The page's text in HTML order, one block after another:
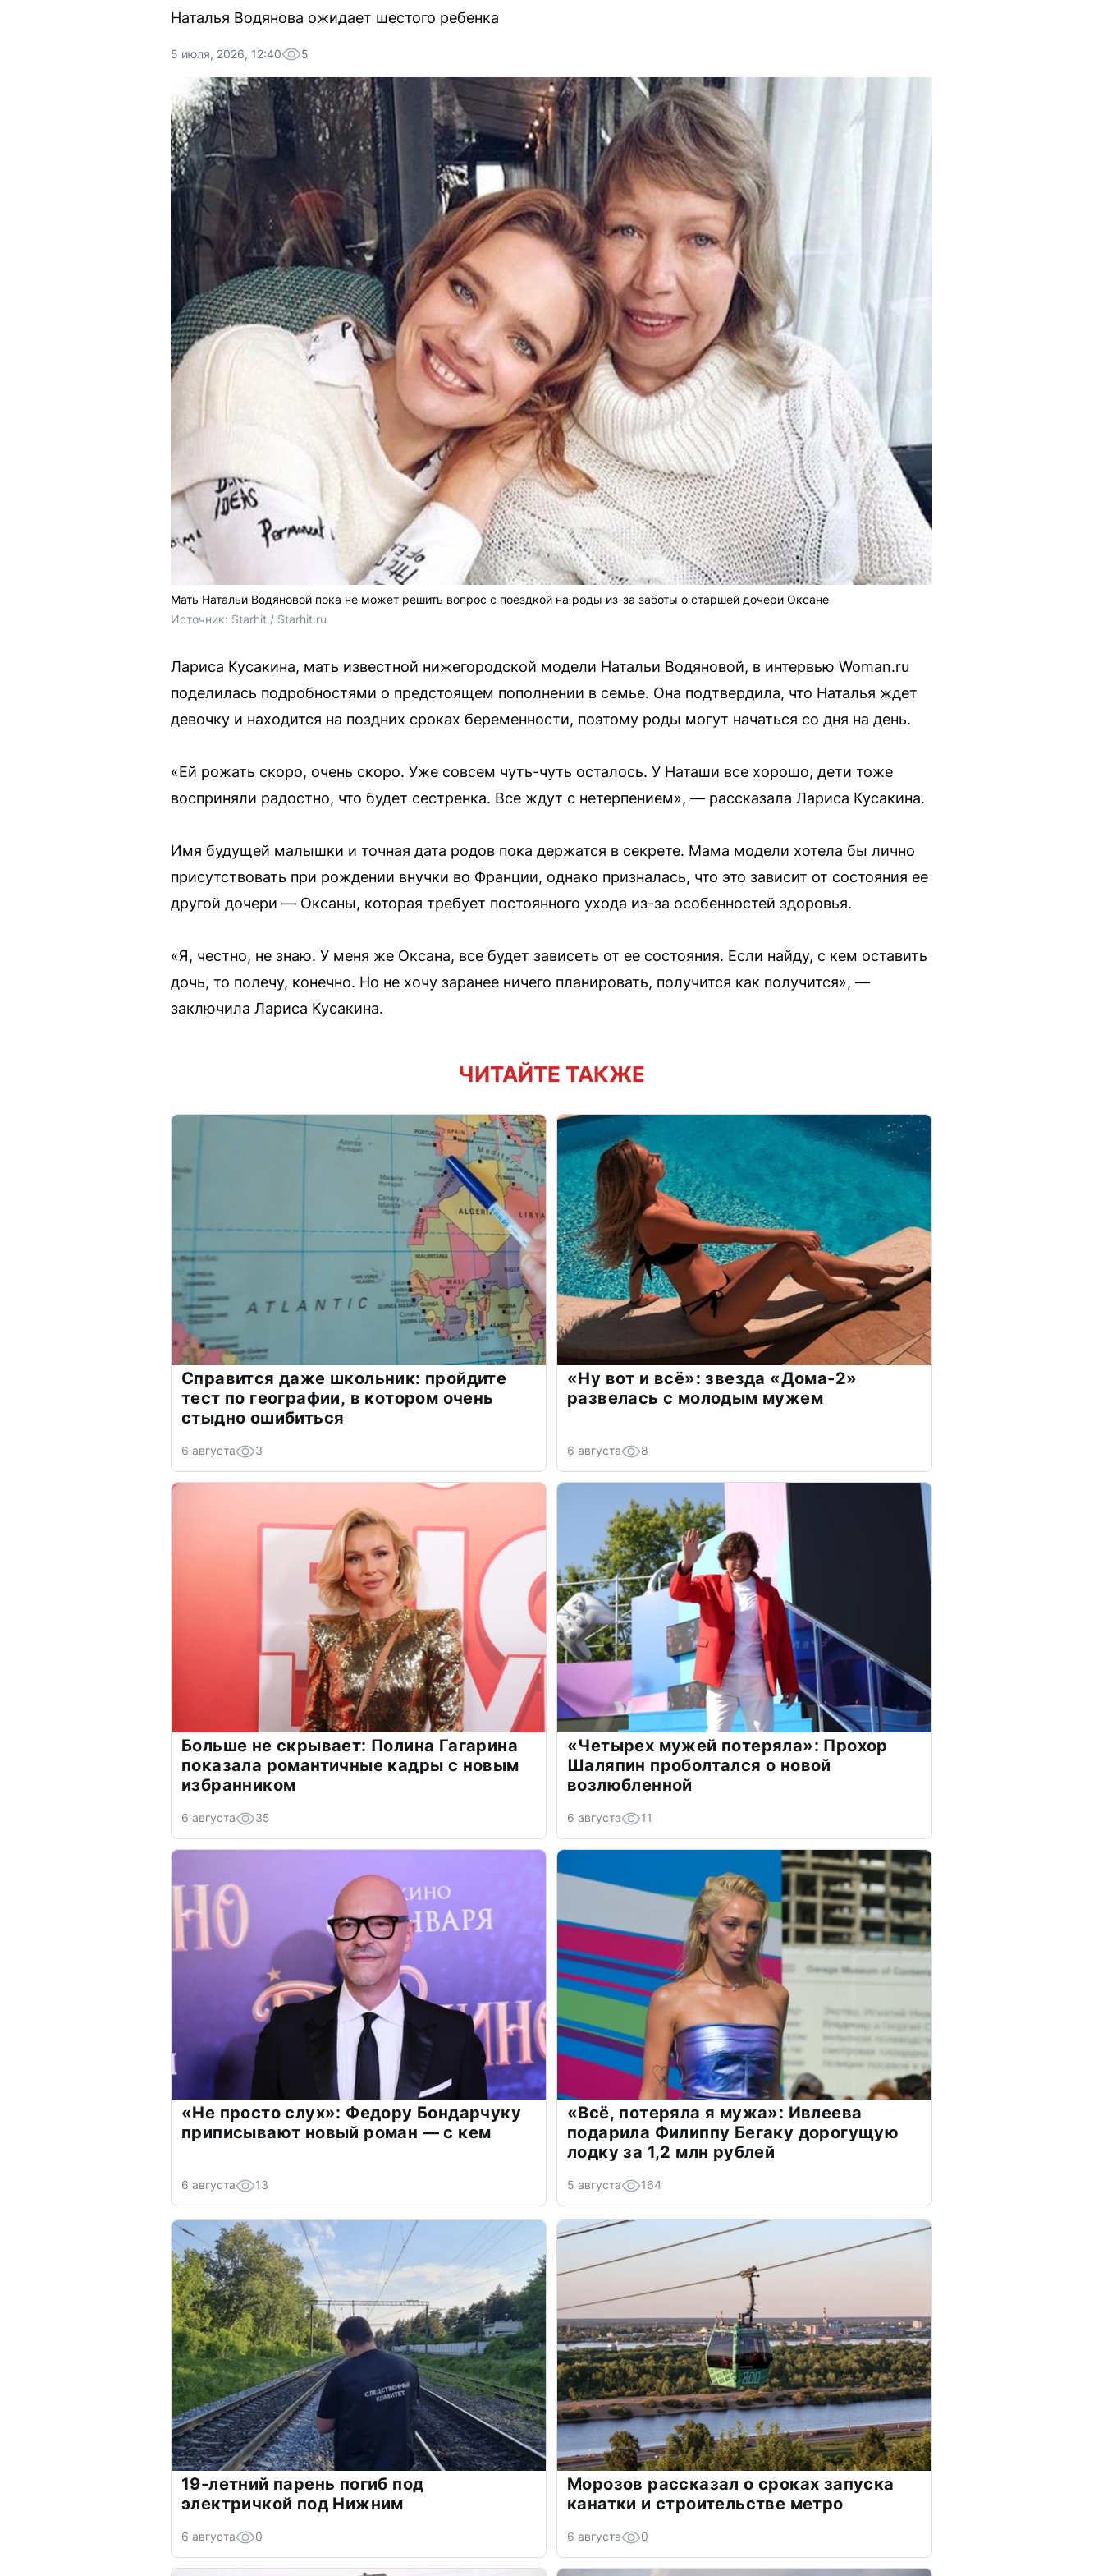
Наталья Водянова ожидает шестого ребенка
5 июля, 2026, 12:40 5
Мать Натальи Водяновой пока не может решить вопрос с поездкой на роды из-за заботы о старшей дочери Оксане
Источник: Starhit / Starhit.ru
Лариса Кусакина, мать известной нижегородской модели Натальи Водяновой, в интервью Woman.ru
поделилась подробностями о предстоящем пополнении в семье. Она подтвердила, что Наталья ждет
девочку и находится на поздних сроках беременности, поэтому роды могут начаться со дня на день.
«Ей рожать скоро, очень скоро. Уже совсем чуть-чуть осталось. У Наташи все хорошо, дети тоже
восприняли радостно, что будет сестренка. Все ждут с нетерпением», — рассказала Лариса Кусакина.
Имя будущей малышки и точная дата родов пока держатся в секрете. Мама модели хотела бы лично
присутствовать при рождении внучки во Франции, однако призналась, что это зависит от состояния ее
другой дочери — Оксаны, которая требует постоянного ухода из-за особенностей здоровья.
«Я, честно, не знаю. У меня же Оксана, все будет зависеть от ее состояния. Если найду, с кем оставить
дочь, то полечу, конечно. Но не хочу заранее ничего планировать, получится как получится», —
заключила Лариса Кусакина.
ЧИТАЙТЕ ТАКЖЕ
Справится даже школьник: пройдите
тест по географии, в котором очень
стыдно ошибиться
6 августа 3
«Ну вот и всё»: звезда «Дома-2»
развелась с молодым мужем
6 августа 8
Больше не скрывает: Полина Гагарина
показала романтичные кадры с новым
избранником
6 августа 35
«Четырех мужей потеряла»: Прохор
Шаляпин проболтался о новой
возлюбленной
6 августа 11
«Не просто слух»: Федору Бондарчуку
приписывают новый роман — с кем
6 августа 13
«Всё, потеряла я мужа»: Ивлеева
подарила Филиппу Бегаку дорогущую
лодку за 1,2 млн рублей
5 августа 164
19-летний парень погиб под
электричкой под Нижним
6 августа 0
Морозов рассказал о сроках запуска
канатки и строительстве метро
6 августа 0